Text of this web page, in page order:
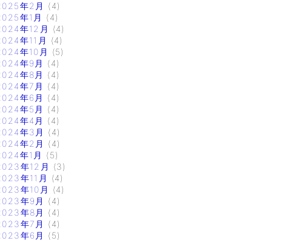
年2月
(4)
年1月
(4)
年12月
(4)
年11月
(4)
年10月
(5)
年9月
(4)
年8月
(4)
年7月
(4)
年6月
(4)
年5月
(4)
年4月
(4)
年3月
(4)
年2月
(4)
年1月
(5)
年12月
(3)
年11月
(4)
年10月
(4)
年9月
(4)
年8月
(4)
年7月
(4)
年6月
(5)